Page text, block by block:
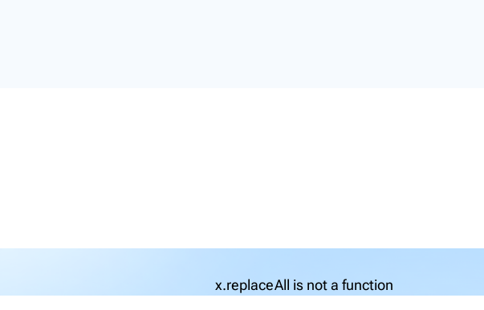
x.replaceAll is not a function